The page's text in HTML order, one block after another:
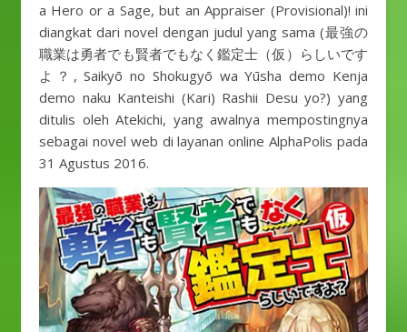
a Hero or a Sage, but an Appraiser (Provisional)! ini
diangkat dari novel dengan judul yang sama (最強の
職業は勇者でも賢者でもなく鑑定士（仮）らしいです
よ？, Saikyō no Shokugyō wa Yūsha demo Kenja
demo naku Kanteishi (Kari) Rashii Desu yo?) yang
ditulis oleh Atekichi, yang awalnya mempostingnya
sebagai novel web di layanan online AlphaPolis pada
31 Agustus 2016.